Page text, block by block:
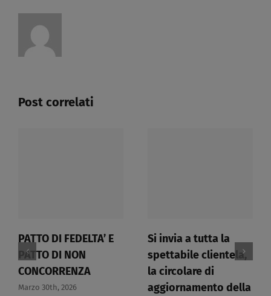
Post correlati
PATTO DI FEDELTA’ E
PATTO DI NON
CONCORRENZA​
Marzo 30th, 2026
Si invia a tutta la
spettabile clientela,
la circolare di
aggiornamento della